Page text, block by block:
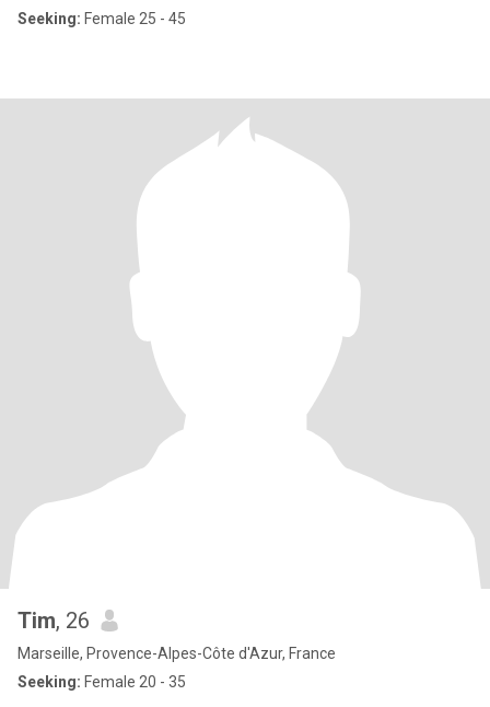
Seeking: Female 25 - 45
Tim, 26
Marseille, Provence-Alpes-Côte d'Azur, France
Seeking: Female 20 - 35